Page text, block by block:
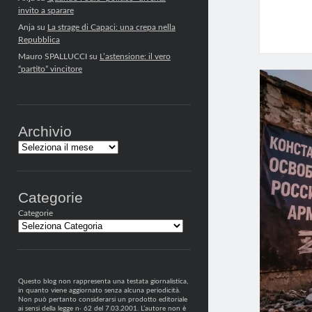
invito a sparare
Anjasu La strage di Capaci: una crepa nella
Repubblica
Mauro SPALLUCCIsu L’astensione: il vero
“partito” vincitore
Archivio
Archivi
Categorie
Categorie
Questo blog non rappresenta una testata giornalistica,
in quanto viene aggiornato senza alcuna periodicità.
Non può pertanto considerarsi un prodotto editoriale
ai sensi della legge n· 62 del 7.03.2001. L’autore non è